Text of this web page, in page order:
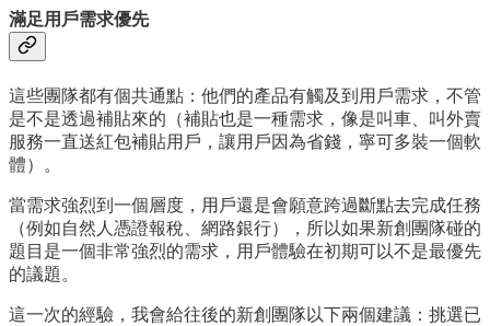
滿足用戶需求優先
這些團隊都有個共通點：他們的產品有觸及到用戶需求，不管
是不是透過補貼來的（補貼也是一種需求，像是叫車、叫外賣
服務一直送紅包補貼用戶，讓用戶因為省錢，寧可多裝一個軟
體）。
當需求強烈到一個層度，用戶還是會願意跨過斷點去完成任務
（例如自然人憑證報稅、網路銀行），所以如果新創團隊碰的
題目是一個非常強烈的需求，用戶體驗在初期可以不是最優先
的議題。
這一次的經驗，我會給往後的新創團隊以下兩個建議：挑選已